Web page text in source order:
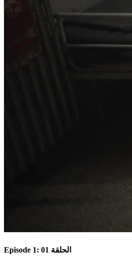
Episode 1: الحلقة 01